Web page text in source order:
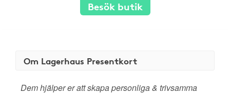
Besök butik
Om Lagerhaus Presentkort
Dem hjälper er att skapa personliga & trivsamma